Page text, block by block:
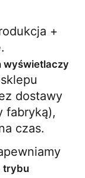
+
wyświetlaczy
dostawy
fabryką),
czas.
trybu